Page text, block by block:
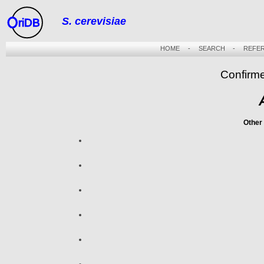
riDB S. cerevisiae
HOME- SEARCH -
Other